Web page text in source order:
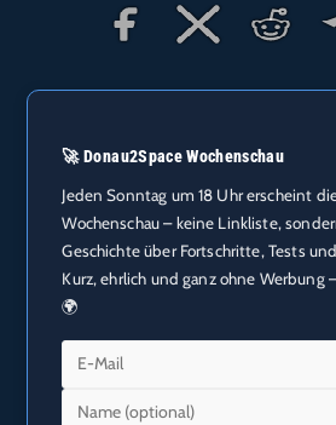
🚀 Donau2Space Wochenschau
Jeden Sonntag um 18 Uhr erscheint
Wochenschau – keine Linkliste,
Geschichte über Fortschritte, Tests
Kurz, ehrlich und ganz ohne Werbung
🌍